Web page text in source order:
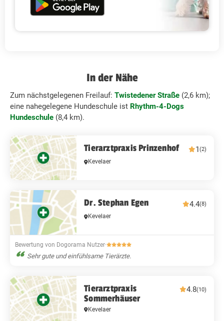
In der Nähe
Zum nächstgelegenen Freilauf: Twistedener Straße (2,6 km);
eine nahegelegene Hundeschule ist Rhythm-4-Dogs
Hundeschule (8,4 km).
Tierarztpraxis Prinzenhof 1(2)
Kevelaer
Dr. Stephan Egen 4.4(8)
Kevelaer
Bewertung von Dogorama Nutzer·
Sehr gute und einfühlsame Tierärzte.
Tierarztpraxis
Sommerhäuser
4.8(10)
Kevelaer